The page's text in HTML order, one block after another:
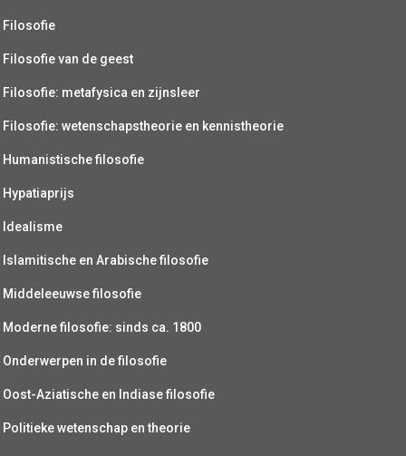
Filosofie
Filosofie van de geest
Filosofie: metafysica en zijnsleer
Filosofie: wetenschapstheorie en kennistheorie
Humanistische filosofie
Hypatiaprijs
Idealisme
Islamitische en Arabische filosofie
Middeleeuwse filosofie
Moderne filosofie: sinds ca. 1800
Onderwerpen in de filosofie
Oost-Aziatische en Indiase filosofie
Politieke wetenschap en theorie